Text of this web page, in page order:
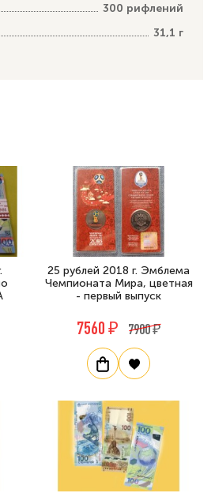
300 рифлений
31,1 г
25 рублей 2018 г. Эмблема
Чемпионата Мира, цветная
- первый выпуск
7560 ₽ 7900 ₽